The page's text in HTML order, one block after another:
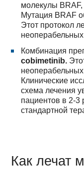
молекулы
Мутация BRAF
Этот протокол
Комбинация
cobimetinib.
Клинические
схема лечения
пациентов в 2-3
стандартной
Как лечат